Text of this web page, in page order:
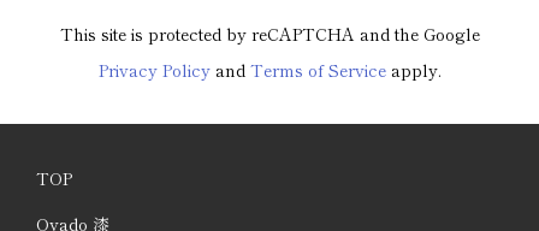
This site is protected by reCAPTCHA and the Google
Privacy Policyand Terms of Serviceapply.
TOP
Oyado 漆